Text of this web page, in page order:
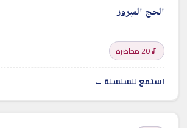
الحج المبرور
20 محاضرة
استمع للسلسلة ←